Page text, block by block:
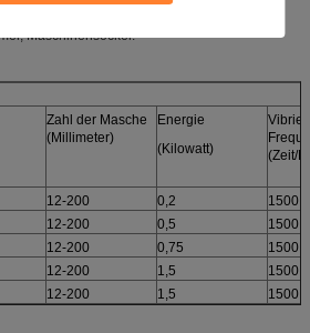
Partikel ununterbrochen auszusortieren.
enthält: Siebdruckeinrichtungskasten,
Maschinensockel.
Zahl der Masche
(Millimeter)
Energie
(Kilowatt)
(Zeit/
12-200 0,2
1500
12-200 0,5
1500
12-200 0,75
1500
12-200 1,5
1500
12-200 1,5 1500